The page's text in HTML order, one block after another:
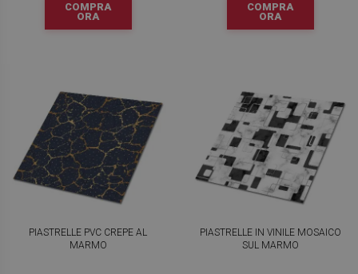
COMPRA
ORA
COMPRA
ORA
PIASTRELLE PVC CREPE AL
MARMO
PIASTRELLE IN VINILE MOSAICO
SUL MARMO